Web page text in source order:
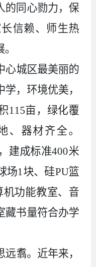
的同心勠力，保
信赖、师生热
心城区最美丽的
，环境优美，
115亩，绿化覆
、器材齐全。
建成标准400米
场1块、硅PU篮
功能教室、音
藏书量符合办学
翥。近年来，